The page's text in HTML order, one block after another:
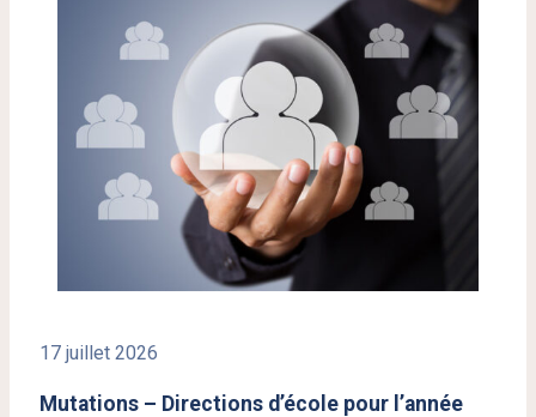
17 juillet 2026
Mutations – Directions d’école pour l’année